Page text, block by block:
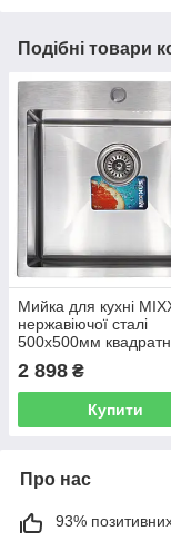
Подібні товари
Мийка для кухні
нержавіючої сталі
500x500мм
2 898 ₴
Купити
Про нас
93%